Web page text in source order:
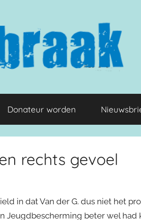
Donateur worden
rechts gevoel
in dat Van der G. dus niet het
Jeugdbescherming beter wel had